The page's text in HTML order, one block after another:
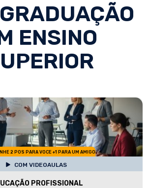
ENSINO
2 POS PARA VOCE +1 PARA UM AMIGO
COM VIDEOAULAS
PROFISSIONAL